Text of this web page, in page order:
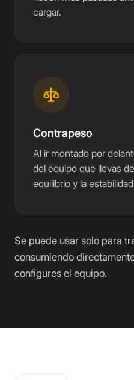
cargar.
Contrapeso
Al ir montado por
del equipo que llevas
equilibrio y la
Se puede usar solo para
consumiendo
configures el equipo.